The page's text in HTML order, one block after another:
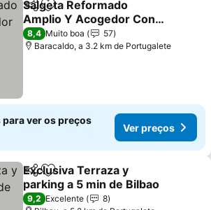
PartilharAdicionar aos favoritos
Salgeta Reformado
Amplio Y Acogedor Con
Wifi
Ver preços
8,4 Muito boa
57
Baracaldo, a 3.2 km de Portugalete
para ver os preços
Ver preços
PartilharAdicionar aos favoritos
Exclusiva Terraza y
parking a 5 min de Bilbao
Ver preços
9,2 Excelente
8